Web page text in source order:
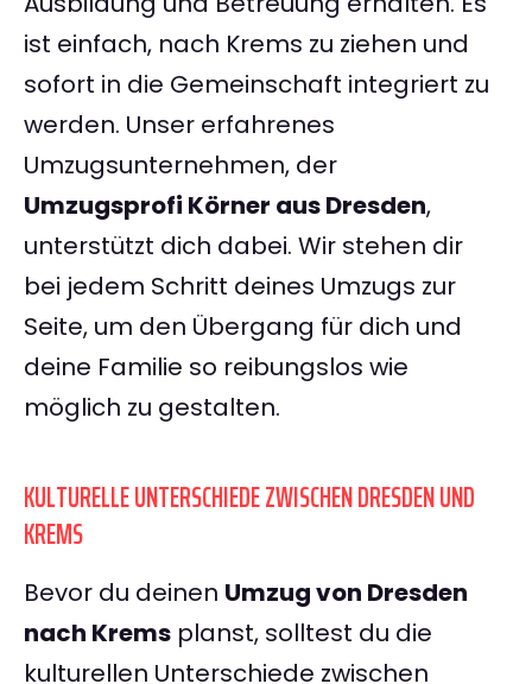
ist einfach, nach Krems zu ziehen und
sofort in die Gemeinschaft integriert zu
werden. Unser erfahrenes
Umzugsunternehmen, der
Umzugsprofi Körner aus Dresden,
unterstützt dich dabei. Wir stehen dir
bei jedem Schritt deines Umzugs zur
Seite, um den Übergang für dich und
deine Familie so reibungslos wie
möglich zu gestalten.
KULTURELLE UNTERSCHIEDE ZWISCHEN DRESDEN UND
KREMS
Bevor du deinen Umzug von Dresden
nach Krems planst, solltest du die
kulturellen Unterschiede zwischen